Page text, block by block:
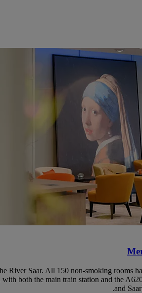
River Saar. All 150 non-smoking rooms
both the main train station and the
and